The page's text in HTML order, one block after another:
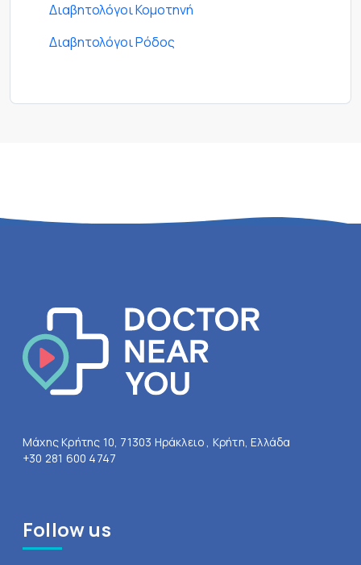
Διαβητολόγοι Κομοτηνή
Διαβητολόγοι Ρόδος
Μάχης Κρήτης 10, 71303 Ηράκλειο , Κρήτη, Ελλάδα
+30 281 600 4747
Follow us